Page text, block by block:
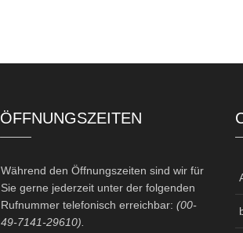
ÖFFNUNGSZEITEN
Während den Öffnungszeiten sind wir für
Sie gerne jederzeit unter der folgenden
Rufnummer telefonisch erreichbar: (00-
49-7141-29610).